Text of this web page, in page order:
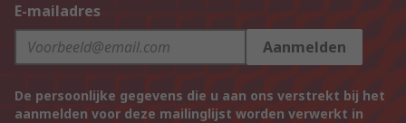
E-mailadres
Aanmelden
De persoonlijke gegevens die u aan ons verstrekt bij het
aanmelden voor deze mailinglijst worden verwerkt in